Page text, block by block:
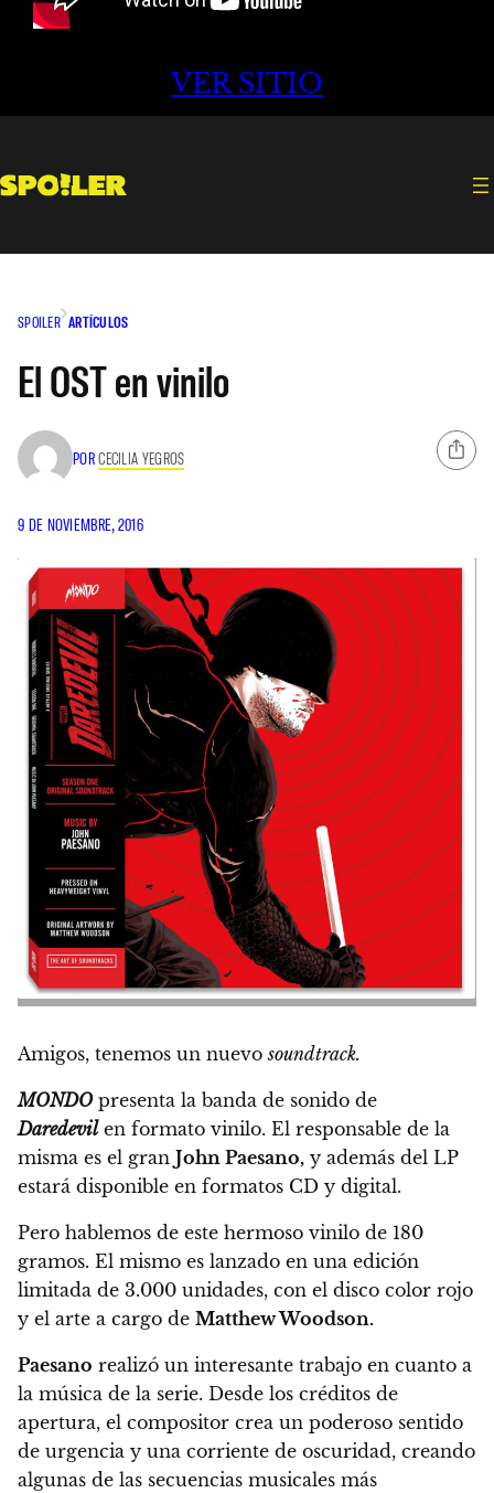
VER SITIO
SPOILER ARTÍCULOS
El OST en vinilo
PORCECILIA YEGROS
9 DE NOVIEMBRE, 2016
Amigos, tenemos un nuevosoundtrack.
MONDOpresenta la banda de sonido de
Daredevilen formato vinilo. El responsable de la
misma es el gran John Paesano, y además del LP
estará disponible en formatos CD y digital.
Pero hablemos de este hermoso vinilo de 180
gramos. El mismo es lanzado en una edición
limitada de 3.000 unidades, con el disco color rojo
y el arte a cargo de Matthew Woodson.
Paesano realizó un interesante trabajo en cuanto a
la música de la serie. Desde los créditos de
apertura, el compositor crea un poderoso sentido
de urgencia y una corriente de oscuridad, creando
algunas de las secuencias musicales más